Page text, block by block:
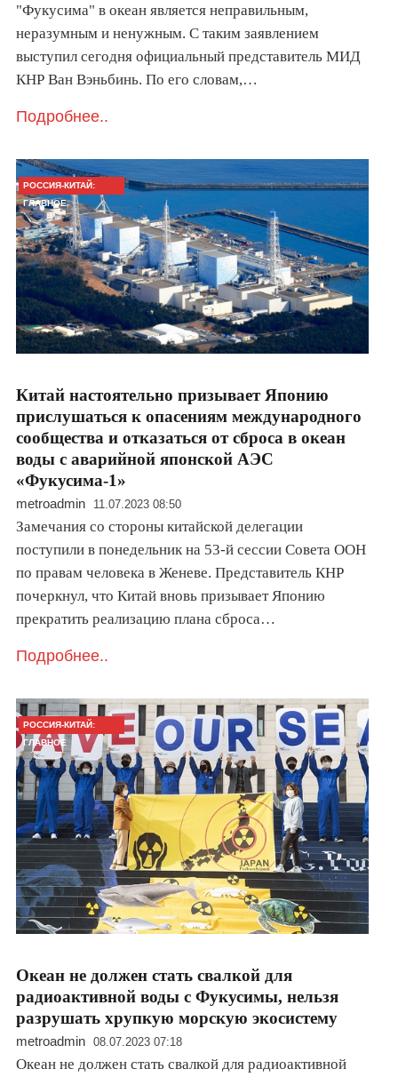
"Фукусима" в океан является неправильным,
неразумным и ненужным. С таким заявлением
выступил сегодня официальный представитель МИД
КНР Ван Вэньбинь. По его словам,…
Подробнее..
РОССИЯ-КИТАЙ:
ГЛАВНОЕ
Китай настоятельно призывает Японию
прислушаться к опасениям международного
сообщества и отказаться от сброса в океан
воды с аварийной японской АЭС
«Фукусима-1»
metroadmin 11.07.2023 08:50
Замечания со стороны китайской делегации
поступили в понедельник на 53-й сессии Совета ООН
по правам человека в Женеве. Представитель КНР
почеркнул, что Китай вновь призывает Японию
прекратить реализацию плана сброса…
Подробнее..
РОССИЯ-КИТАЙ:
ГЛАВНОЕ
Океан не должен стать свалкой для
радиоактивной воды с Фукусимы, нельзя
разрушать хрупкую морскую экосистему
metroadmin 08.07.2023 07:18
Океан не должен стать свалкой для радиоактивной